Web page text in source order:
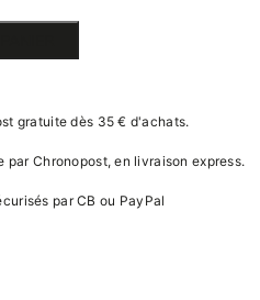
gratuite dès 35 € d'achats.
par Chronopost, en livraison express.
par CB ou PayPal